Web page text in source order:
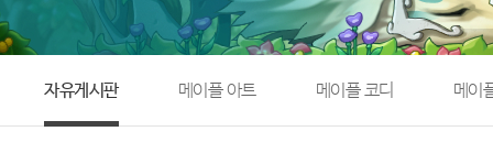
자유게시판 메이플 아트 메이플 코디 메이